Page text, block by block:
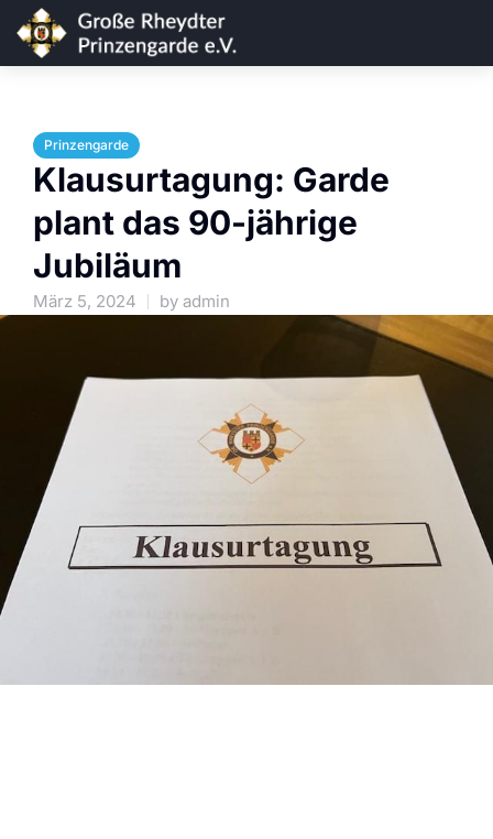
Prinzengarde
Klausurtagung: Garde
plant das 90-jährige
Jubiläum
März 5, 2024 by admin